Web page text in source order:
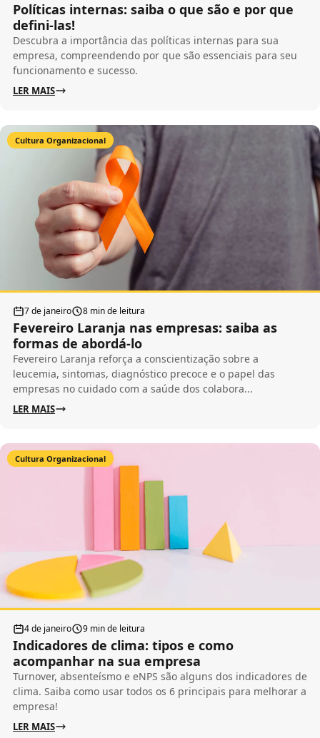
Políticas internas: saiba o que são e por que
defini-las!
Descubra a importância das políticas internas para sua
empresa, compreendendo por que são essenciais para seu
funcionamento e sucesso.
LER MAIS
Cultura Organizacional
7 de janeiro 8 min de leitura
Fevereiro Laranja nas empresas: saiba as
formas de abordá-lo
Fevereiro Laranja reforça a conscientização sobre a
leucemia, sintomas, diagnóstico precoce e o papel das
empresas no cuidado com a saúde dos colabora...
LER MAIS
Cultura Organizacional
4 de janeiro 9 min de leitura
Indicadores de clima: tipos e como
acompanhar na sua empresa
Turnover, absenteísmo e eNPS são alguns dos indicadores de
clima. Saiba como usar todos os 6 principais para melhorar a
empresa!
LER MAIS